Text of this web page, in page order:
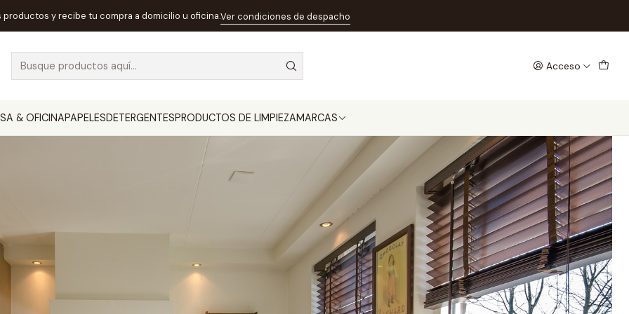
Acceso
& OFICINAPAPELESDETERGENTESPRODUCTOS DE LIMPIEZAMARCAS
productos y recibe tu compra a domicilio u oficina.Ver condiciones de despacho
¿Limpieza?, ¿Higienización?, ¿Desinfección? ¿Conocemos la diferencia?
¿Desinfección? ¿Conocemos la diferencia?